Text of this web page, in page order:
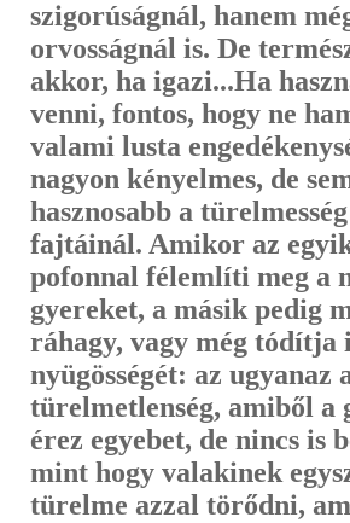
szigorúságnál, hanem
orvosságnál is. De
akkor, ha igazi...Ha
venni, fontos, hogy ne
valami lusta
nagyon kényelmes, de
haszno­sabb a
fajtáinál. Amikor az
pofonnal félem­líti meg a
gyereket, a másik pedig
ráhagy, vagy még tó­dítja
nyügösségét: az ugyanaz
türelmetlenség, amiből a
érez egyebet, de nincs is
mint hogy valakinek
türelme azzal törődni,